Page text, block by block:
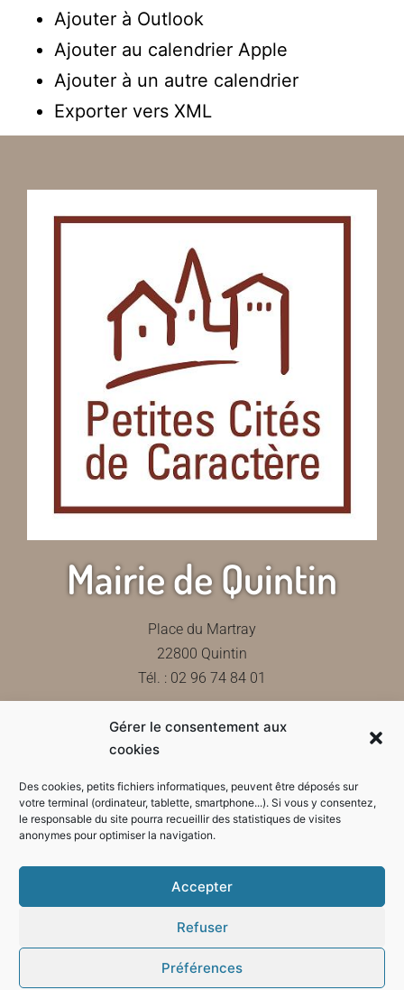
Gérer le consentement aux
cookies
Des cookies, petits fichiers informatiques, peuvent être déposés sur
votre terminal (ordinateur, tablette, smartphone...). Si vous y consentez,
le responsable du site pourra recueillir des statistiques de visites
anonymes pour optimiser la navigation.
Accepter
Refuser
Préférences
Ajouter à Outlook
Ajouter au calendrier Apple
Ajouter à un autre calendrier
Exporter vers XML
Mairie de Quintin
Place du Martray
22800 Quintin
Tél. : 02 96 74 84 01
Contactez-nous
Horaires d'ouverture de la mairie